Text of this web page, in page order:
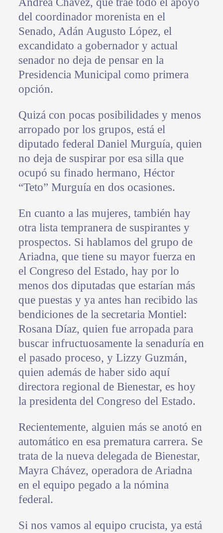
del coordinador morenista en el
Senado, Adán Augusto López, el
excandidato a gobernador y actual
senador no deja de pensar en la
Presidencia Municipal como primera
opción.
Quizá con pocas posibilidades y menos
arropado por los grupos, está el
diputado federal Daniel Murguía, quien
no deja de suspirar por esa silla que
ocupó su finado hermano, Héctor
“Teto” Murguía en dos ocasiones.
En cuanto a las mujeres, también hay
otra lista tempranera de suspirantes y
prospectos. Si hablamos del grupo de
Ariadna, que tiene su mayor fuerza en
el Congreso del Estado, hay por lo
menos dos diputadas que estarían más
que puestas y ya antes han recibido las
bendiciones de la secretaria Montiel:
Rosana Díaz, quien fue arropada para
buscar infructuosamente la senaduría en
el pasado proceso, y Lizzy Guzmán,
quien además de haber sido aquí
directora regional de Bienestar, es hoy
la presidenta del Congreso del Estado.
Recientemente, alguien más se anotó en
automático en esa prematura carrera. Se
trata de la nueva delegada de Bienestar,
Mayra Chávez, operadora de Ariadna
en el equipo pegado a la nómina
federal.
Si nos vamos al equipo crucista, ya está